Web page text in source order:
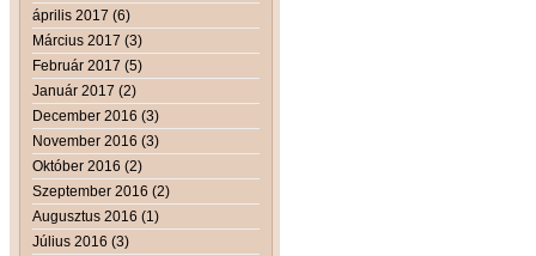
április 2017 (6)
Március 2017 (3)
Február 2017 (5)
Január 2017 (2)
December 2016 (3)
November 2016 (3)
Október 2016 (2)
Szeptember 2016 (2)
Augusztus 2016 (1)
Július 2016 (3)